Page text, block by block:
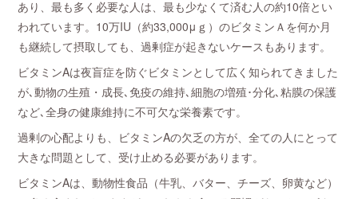
あり、最も多く必要な人は、最も少なくて済む人の約10倍とい
われています。10万IU（約33,000μｇ）のビタミンＡを何か月
も継続して摂取しても、過剰症が起きないケースもあります。
ビタミンAは夜盲症を防ぐビタミンとして広く知られてきました
が､動物の生殖・成長､免疫の維持､細胞の増殖･分化､粘膜の保護
など､全身の健康維持に不可欠な栄養素です。
過剰の心配よりも、ビタミンAの欠乏の方が、全ての人にとって
大きな問題として、受け止める必要があります。
ビタミンAは、動物性食品（牛乳、バター、チーズ、卵黄など）